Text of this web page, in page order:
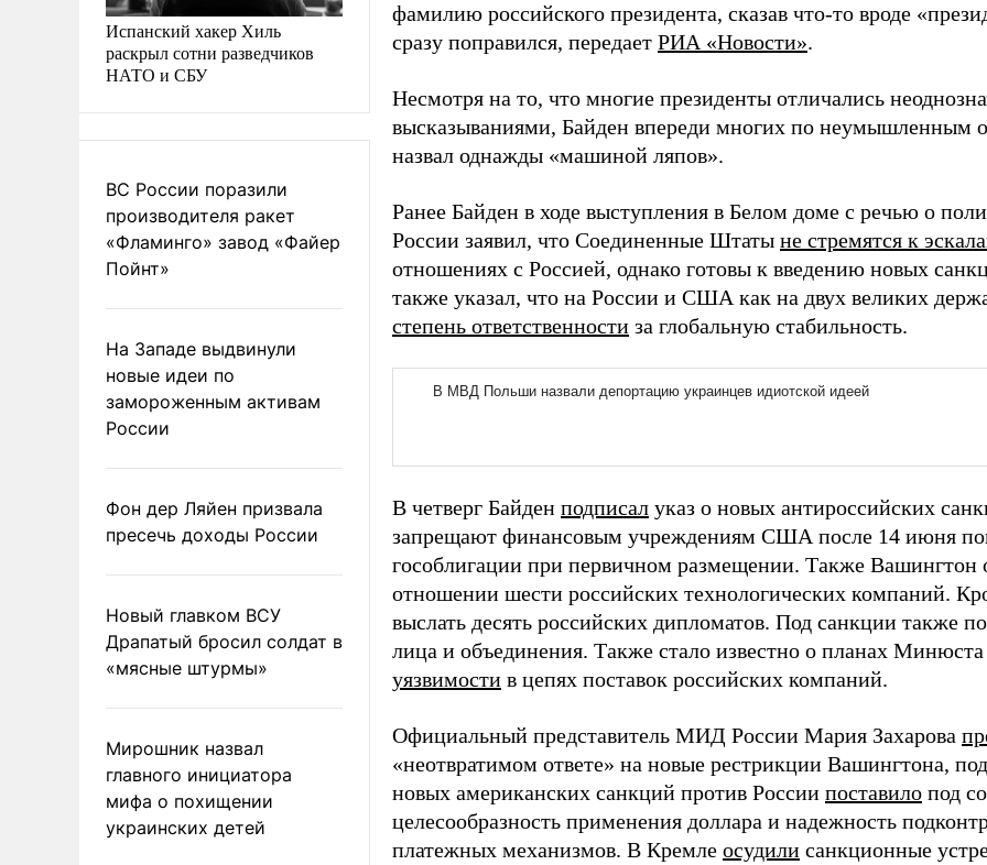
Испанский хакер Хиль
раскрыл сотни разведчиков
НАТО и СБУ
ВС России поразили
производителя ракет
«Фламинго» завод «Файер
Пойнт»
На Западе выдвинули
новые идеи по
замороженным активам
России
Фон дер Ляйен призвала
пресечь доходы России
Новый главком ВСУ
Драпатый бросил солдат в
«мясные штурмы»
Мирошник назвал
главного инициатора
мифа о похищении
украинских детей
фамилию российского президента, сказав что-то вроде
сразу поправился, передает РИА «Новости».
Несмотря на то, что многие президенты отличались
высказываниями, Байден впереди многих по неумышленным
назвал однажды «машиной ляпов».
Ранее Байден в ходе выступления в Белом доме с речью о
России заявил, что Соединенные Штаты не стремятся к
отношениях с Россией, однако готовы к введению новых
также указал, что на России и США как на двух великих
степень ответственности за глобальную стабильность.
В четверг Байден подписал указ о новых антироссийских
запрещают финансовым учреждениям США после 14 июня
гособлигации при первичном размещении. Также Вашингтон
отношении шести российских технологических компаний.
выслать десять российских дипломатов. Под санкции также
лица и объединения. Также стало известно о планах
уязвимости в цепях поставок российских компаний.
Официальный представитель МИД России Мария Захарова
«неотвратимом ответе» на новые рестрикции Вашингтона,
новых американских санкций против России поставило под
целесообразность применения доллара и надежность
платежных механизмов. В Кремле осудили санкционные